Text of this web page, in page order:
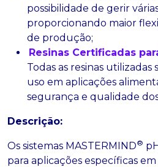
possibilidade de gerir
proporcionando maior
de produção;
Resinas Certificadas
Todas as resinas utilizadas
uso em aplicações
segurança e qualidade
Descrição:
Os sistemas MASTERMIND®
para aplicações específicas